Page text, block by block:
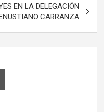
EN LA DELEGACIÓN
CARRANZA